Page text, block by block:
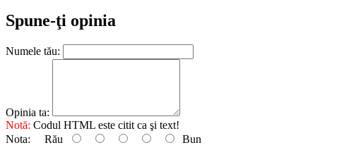
Spune-ţi opinia
Numele tău:
Opinia ta:
Notă: Codul HTML este citit ca şi text!
Nota: Rău Bun